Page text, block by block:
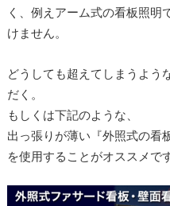
く、例えアーム式の看板照明
けません。
どうしても超えてしまうよう
だく。
もしくは下記のような、
出っ張りが薄い『外照式の看
を使用することがオススメです